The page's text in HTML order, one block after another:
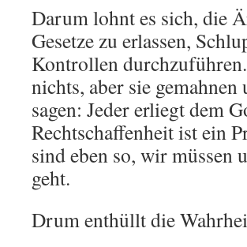
Darum lohnt es sich, die
Gesetze zu erlassen,
Kontrollen
nichts, aber sie
sagen: Jeder erliegt dem
Rechtschaffenheit ist ein
sind eben so, wir müssen
geht.
Drum enthüllt die